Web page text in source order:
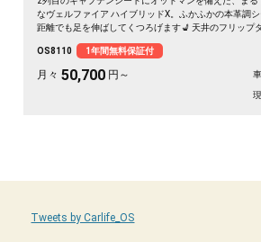
なヴェルファイア ハイブリッドX。ふかふかの本革調
距離でも足を伸ばしてくつろげます💺 天井のフリップ
で快適な空間が待っています。四輪駆動だから雪道も
特別なひとときに変わる一台です✨《1年保証付》🚗👑
OS8110 1年間無料保証付
月々 50,700 円～
Tweets by Carlife_OS